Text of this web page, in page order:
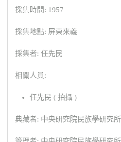
採集時間: 1957
採集地點: 屏東來義
採集者: 任先民
相關人員:
任先民 ( 拍攝 )
典藏者: 中央研究院民族學研究